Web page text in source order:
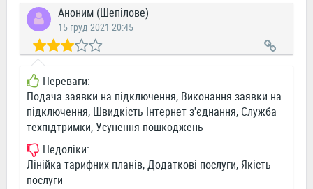
Аноним (Шепілове)
15 груд 2021 20:45
Переваги:
Подача заявки на підключення, Виконання заявки на
підключення, Швидкість Інтернет з'єднання, Служба
техпідтримки, Усунення пошкоджень
Недоліки:
Лінійка тарифних планів, Додаткові послуги, Якість
послуги